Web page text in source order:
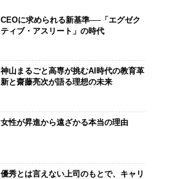
CEOに求められる新基準──「エグゼク
ティブ・アスリート」の時代
神山まるごと高専が挑むAI時代の教育革
新と齋藤亮次が語る理想の未来
女性が昇進から遠ざかる本当の理由
優秀とは言えない上司のもとで、キャリ